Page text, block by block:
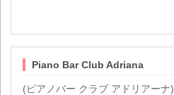
Piano Bar Club Adriana
(ピアノバー クラブ アドリアーナ)